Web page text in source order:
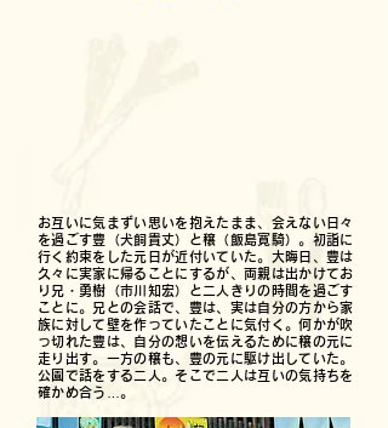
お互いに気まずい思いを抱えたまま、会えない日々
を過ごす豊（犬飼貴丈）と穣（飯島寛騎）。初詣に
行く約束をした元日が近付いていた。大晦日、豊は
久々に実家に帰ることにするが、両親は出かけてお
り兄・勇樹（市川知宏）と二人きりの時間を過ごす
ことに。兄との会話で、豊は、実は自分の方から家
族に対して壁を作っていたことに気付く。何かが吹
っ切れた豊は、自分の想いを伝えるために穣の元に
走り出す。一方の穣も、豊の元に駆け出していた。
公園で話をする二人。そこで二人は互いの気持ちを
確かめ合う…。